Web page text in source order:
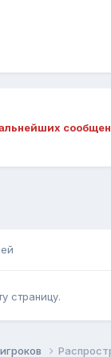
страницу.